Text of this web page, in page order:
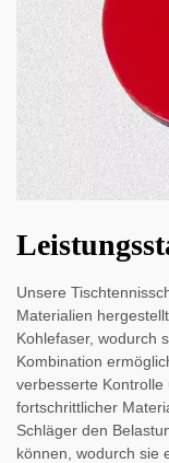
Unsere
Materialien
Kohlefaser, wodurch
Kombination
verbesserte
fortschrittlicher
Schläger den
können, wodurch sie